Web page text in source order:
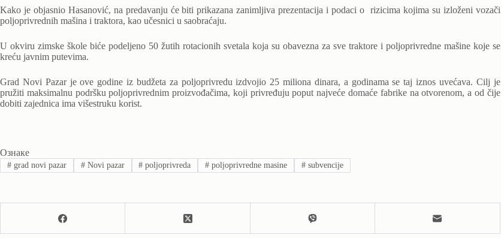
Kako je objasnio Hasanović, na predavanju će biti prikazana zanimljiva prezentacija i podaci o rizicima kojima su izloženi vozači
poljoprivrednih mašina i traktora, kao učesnici u saobraćaju.
U okviru zimske škole biće podeljeno 50 žutih rotacionih svetala koja su obavezna za sve traktore i poljoprivredne mašine koje se
kreću javnim putevima.
Grad Novi Pazar je ove godine iz budžeta za poljoprivredu izdvojio 25 miliona dinara, a godinama se taj iznos uvećava. Cilj je
pružiti maksimalnu podršku poljoprivrednim proizvođačima, koji privređuju poput najveće domaće fabrike na otvorenom, a od čije
dobiti zajednica ima višestruku korist.
Ознаке
#grad novi pazar #Novi pazar # poljoprivreda # poljoprivredne masine # subvencije